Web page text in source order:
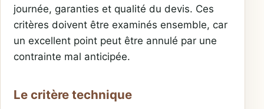
journée, garanties et qualité du devis. Ces
critères doivent être examinés ensemble, car
un excellent point peut être annulé par une
contrainte mal anticipée.
Le critère technique